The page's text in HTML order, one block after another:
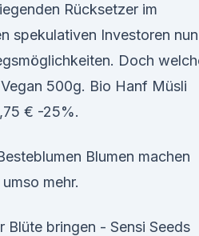
Rücksetzer im
spekulativen Investoren nun
Doch
500g. Bio Hanf Müsli
€ -25%.
Blumen machen
mehr.
Blüte bringen - Sensi Seeds